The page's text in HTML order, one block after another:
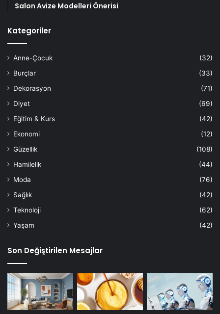
Salon Avize Modelleri Önerisi
Kategoriler
Anne-Çocuk
(32)
Burçlar
(33)
Dekorasyon
(71)
Diyet
(69)
Eğitim & Kurs
(42)
Ekonomi
(12)
Güzellik
(108)
Hamilelik
(44)
Moda
(76)
Sağlık
(42)
Teknoloji
(62)
Yaşam
(42)
Son Değiştirilen Mesajlar